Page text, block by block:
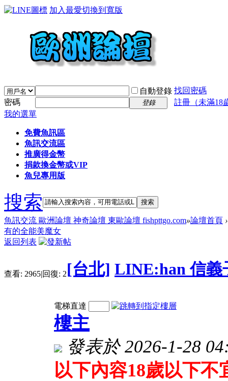
加入最愛切換到寬版
自動登錄 找回密碼
密碼
登錄
註冊（未滿18
我的選單
免費魚訊區
魚訊交流區
推廣得金幣
捐款換金幣或VIP
魚兒專用版
搜索 搜索
魚訊交流 歐洲論壇 神奇論壇 東歐論壇 fishpttgo.com»論壇首頁 ›
有的全能美魔女
返回列表
查看: 2965|回復: 2[台北] LINE:han 信義
電梯直達
樓主
發表於 2026-1-28
以下內容18歲以下